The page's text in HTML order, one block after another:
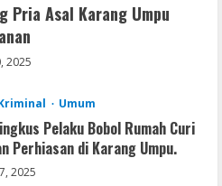
Portable + License Key
Stable Unlimited
Acme 2026 Pre-DVDRip
Pria Asal Karang Umpu
2025
Umum
Pelaku Bobol Rumah Curi
Perhiasan di Karang Umpu.
2025